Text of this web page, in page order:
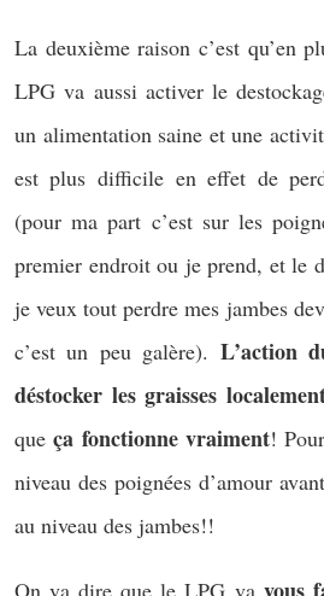
La deuxième raison c’est qu’en
LPG va aussi activer le
un alimentation saine et une
est plus difficile en effet de
(pour ma part c’est sur les
premier endroit ou je prend, et le
je veux tout perdre mes jambes
c’est un peu galère). L’action
déstocker les graisses
queça fonctionne vraiment!
niveau des poignées d’amour
au niveau des jambes!!